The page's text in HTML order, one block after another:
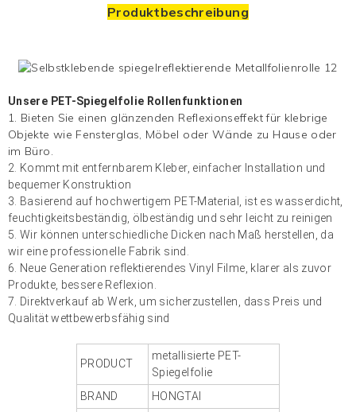
Produktbeschreibung
Unsere PET-Spiegelfolie Rollenfunktionen
1. Bieten Sie einen glänzenden Reflexionseffekt für klebrige
Objekte wie Fensterglas, Möbel oder Wände zu Hause oder
im Büro.
2. Kommt mit entfernbarem Kleber, einfacher Installation und
bequemer Konstruktion
3. Basierend auf hochwertigem PET-Material, ist es wasserdicht,
feuchtigkeitsbeständig, ölbeständig und sehr leicht zu reinigen
5. Wir können unterschiedliche Dicken nach Maß herstellen, da
wir eine professionelle Fabrik sind.
6. Neue Generation reflektierendes Vinyl Filme, klarer als zuvor
Produkte, bessere Reflexion.
7. Direktverkauf ab Werk, um sicherzustellen, dass Preis und
Qualität wettbewerbsfähig sind
PRODUCT
metallisierte PET-
Spiegelfolie
BRAND
HONGTAI